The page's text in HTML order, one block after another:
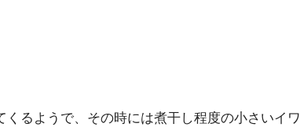
るようで、その時には煮干し程度の小さいイワ